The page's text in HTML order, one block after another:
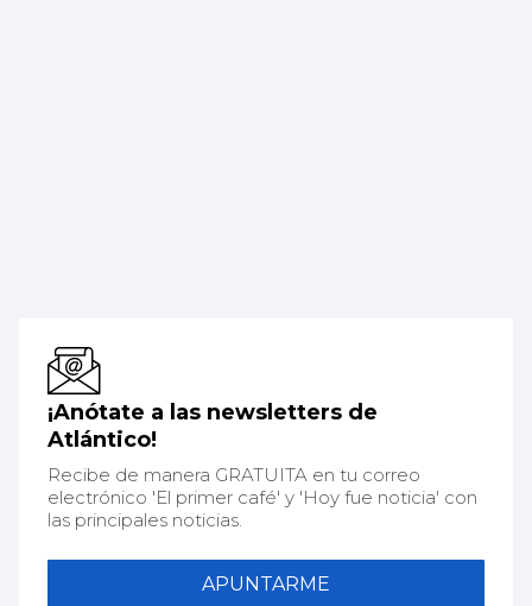
¡Anótate a las newsletters de
Atlántico!
Recibe de manera GRATUITA en tu correo
electrónico 'El primer café' y 'Hoy fue noticia' con
las principales noticias.
APUNTARME